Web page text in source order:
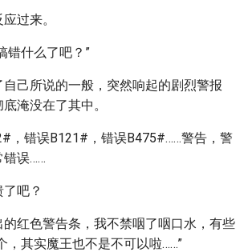
过来。
错什么了吧？”
己所说的一般，突然响起的剧烈警报
淹没在了其中。
，错误B121#，错误B475#……警告，警
错误……
吧？
红色警告条，我不禁咽了咽口水，有些
，其实魔王也不是不可以啦……”